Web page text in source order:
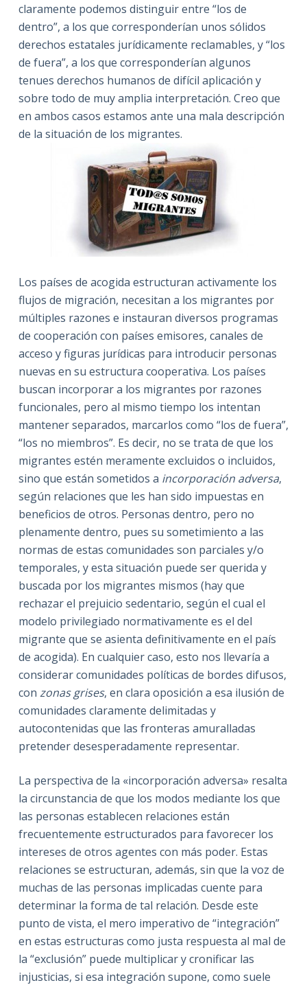
claramente podemos distinguir entre “los de
dentro”, a los que corresponderían unos sólidos
derechos estatales jurídicamente reclamables, y “los
de fuera”, a los que corresponderían algunos
tenues derechos humanos de difícil aplicación y
sobre todo de muy amplia interpretación. Creo que
en ambos casos estamos ante una mala descripción
de la situación de los migrantes.
Los países de acogida estructuran activamente los
flujos de migración, necesitan a los migrantes por
múltiples razones e instauran diversos programas
de cooperación con países emisores, canales de
acceso y figuras jurídicas para introducir personas
nuevas en su estructura cooperativa. Los países
buscan incorporar a los migrantes por razones
funcionales, pero al mismo tiempo los intentan
mantener separados, marcarlos como “los de fuera”,
“los no miembros”. Es decir, no se trata de que los
migrantes estén meramente excluidos o incluidos,
sino que están sometidos a incorporación adversa,
según relaciones que les han sido impuestas en
beneficios de otros. Personas dentro, pero no
plenamente dentro, pues su sometimiento a las
normas de estas comunidades son parciales y/o
temporales, y esta situación puede ser querida y
buscada por los migrantes mismos (hay que
rechazar el prejuicio sedentario, según el cual el
modelo privilegiado normativamente es el del
migrante que se asienta definitivamente en el país
de acogida). En cualquier caso, esto nos llevaría a
considerar comunidades políticas de bordes difusos,
con zonas grises, en clara oposición a esa ilusión de
comunidades claramente delimitadas y
autocontenidas que las fronteras amuralladas
pretender desesperadamente representar.
La perspectiva de la «incorporación adversa» resalta
la circunstancia de que los modos mediante los que
las personas establecen relaciones están
frecuentemente estructurados para favorecer los
intereses de otros agentes con más poder. Estas
relaciones se estructuran, además, sin que la voz de
muchas de las personas implicadas cuente para
determinar la forma de tal relación. Desde este
punto de vista, el mero imperativo de “integración”
en estas estructuras como justa respuesta al mal de
la “exclusión” puede multiplicar y cronificar las
injusticias, si esa integración supone, como suele